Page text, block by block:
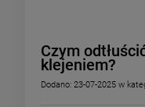
Czym
klejeniem?
Dodano: 23-07-2025 w